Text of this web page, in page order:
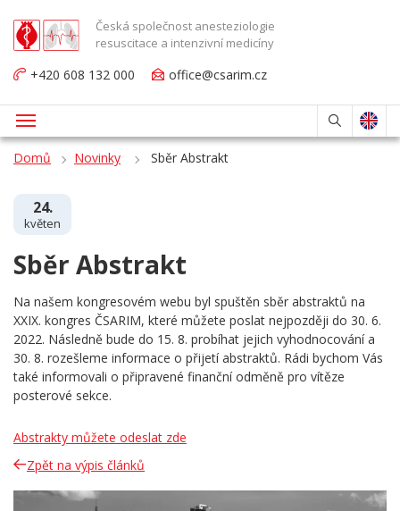
Česká společnost anesteziologie
resuscitace a intenzivní medicíny
+420 608 132 000 office@csarim.cz
Domů Novinky Sběr Abstrakt
24.
květen
Sběr Abstrakt
Na našem kongresovém webu byl spuštěn sběr abstraktů na
XXIX. kongres ČSARIM, které můžete poslat nejpozději do 30. 6.
2022. Následně bude do 15. 8. probíhat jejich vyhodnocování a
30. 8. rozešleme informace o přijetí abstraktů. Rádi bychom Vás
také informovali o připravené finanční odměně pro vítěze
posterové sekce.
Abstrakty můžete odeslat zde
Zpět na výpis článků